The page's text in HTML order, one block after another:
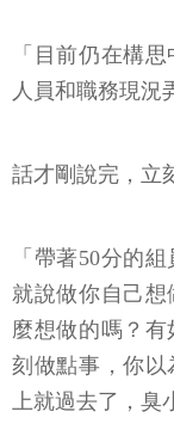
「目前仍在構
人員和職務現況
話才剛說完，立
「帶著50分的
就說做你自己
麼想做的嗎？
刻做點事，你
上就過去了，臭